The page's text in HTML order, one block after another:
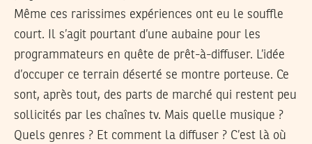
Même ces rarissimes expériences ont eu le souffle
court. Il s’agit pourtant d’une aubaine pour les
programmateurs en quête de prêt-à-diffuser. L’idée
d’occuper ce terrain déserté se montre porteuse. Ce
sont, après tout, des parts de marché qui restent peu
sollicités par les chaînes tv. Mais quelle musique ?
Quels genres ? Et comment la diffuser ? C’est là où